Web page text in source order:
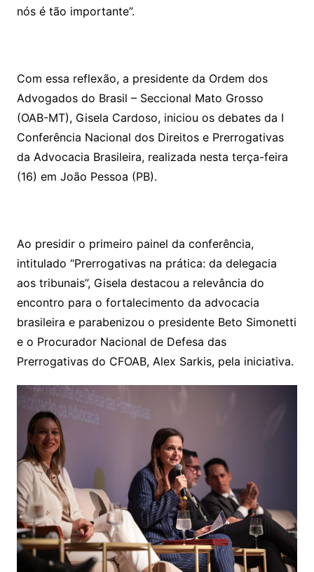
nós é tão importante”.
Com essa reflexão, a presidente da Ordem dos
Advogados do Brasil – Seccional Mato Grosso
(OAB-MT), Gisela Cardoso, iniciou os debates da I
Conferência Nacional dos Direitos e Prerrogativas
da Advocacia Brasileira, realizada nesta terça-feira
(16) em João Pessoa (PB).
Ao presidir o primeiro painel da conferência,
intitulado “Prerrogativas na prática: da delegacia
aos tribunais”, Gisela destacou a relevância do
encontro para o fortalecimento da advocacia
brasileira e parabenizou o presidente Beto Simonetti
e o Procurador Nacional de Defesa das
Prerrogativas do CFOAB, Alex Sarkis, pela iniciativa.